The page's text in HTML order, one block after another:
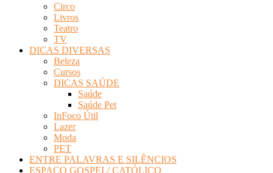
Circo
Livros
Teatro
TV
DICAS DIVERSAS
Beleza
Cursos
DICAS SAÚDE
Saúde
Saúde Pet
InFoco Útil
Lazer
Moda
PET
ENTRE PALAVRAS E SILÊNCIOS
ESPAÇO GOSPEL/ CATÓLICO